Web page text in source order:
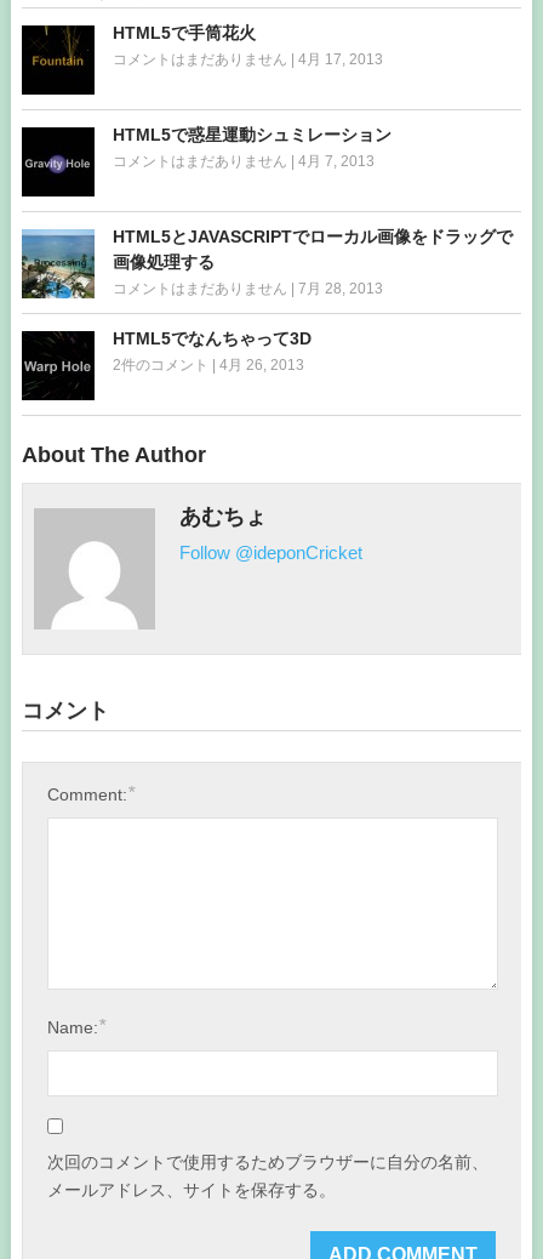
HTML5で手筒花火
コメントはまだありません 4月 17, 2013
HTML5で惑星運動シュミレーション
コメントはまだありません 4月 7, 2013
HTML5とJAVASCRIPTでローカル画像をドラッグで
画像処理する
コメントはまだありません 7月 28, 2013
HTML5でなんちゃって3D
2件のコメント 4月 26, 2013
About The Author
あむちょ
Follow @ideponCricket
コメント
Comment:*
Name:*
次回のコメントで使用するためブラウザーに自分の名前、
メールアドレス、サイトを保存する。